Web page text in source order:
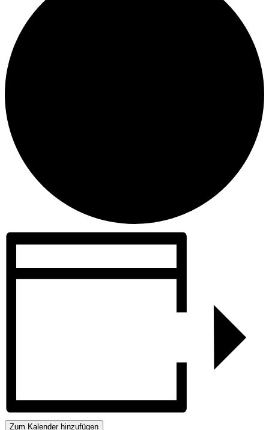
Zum Kalender hinzufügen